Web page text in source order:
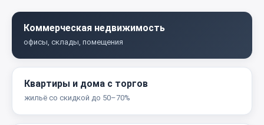
Коммерческая недвижимость
офисы, склады, помещения
Квартиры и дома с торгов
жильё со скидкой до 50–70%